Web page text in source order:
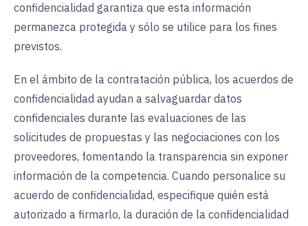
confidencialidad garantiza que esta información
permanezca protegida y sólo se utilice para los fines
previstos.
En el ámbito de la contratación pública, los acuerdos de
confidencialidad ayudan a salvaguardar datos
confidenciales durante las evaluaciones de las
solicitudes de propuestas y las negociaciones con los
proveedores, fomentando la transparencia sin exponer
información de la competencia. Cuando personalice su
acuerdo de confidencialidad, especifique quién está
autorizado a firmarlo, la duración de la confidencialidad